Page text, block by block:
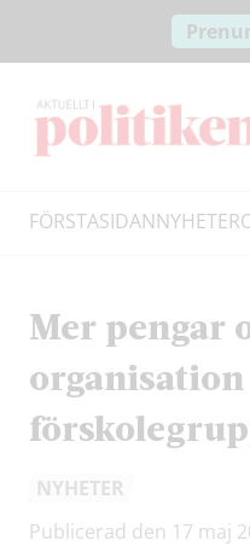
innehållet
headern
FÖRSTASIDANNYHETER
Mer pengar
NYHETER
Publicerad den 17 maj